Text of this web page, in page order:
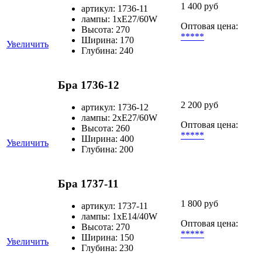
Увеличить
артикул: 1736-11
лампы: 1хЕ27/60W
Высота: 270
Ширина: 170
Глубина: 240
1 400 руб
Оптовая цена:
*****
Увеличить
Бра 1736-12
артикул: 1736-12
лампы: 2хЕ27/60W
Высота: 260
Ширина: 400
Глубина: 200
2 200 руб
Оптовая цена:
*****
Увеличить
Бра 1737-11
артикул: 1737-11
лампы: 1хЕ14/40W
Высота: 270
Ширина: 150
Глубина: 230
1 800 руб
Оптовая цена:
*****